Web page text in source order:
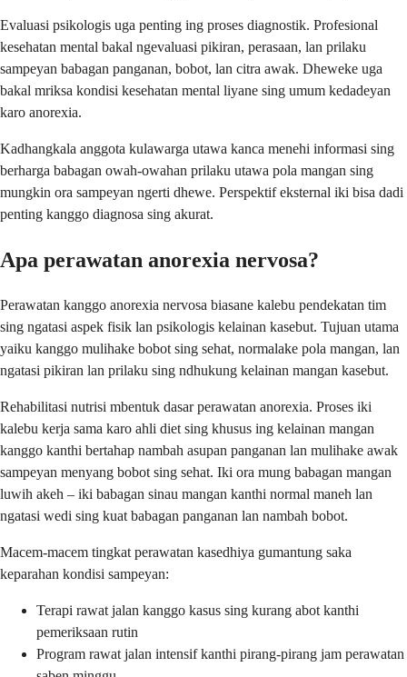
Evaluasi psikologis uga penting ing proses diagnostik. Profesional
kesehatan mental bakal ngevaluasi pikiran, perasaan, lan prilaku
sampeyan babagan panganan, bobot, lan citra awak. Dheweke uga
bakal mriksa kondisi kesehatan mental liyane sing umum kedadeyan
karo anorexia.
Kadhangkala anggota kulawarga utawa kanca menehi informasi sing
berharga babagan owah-owahan prilaku utawa pola mangan sing
mungkin ora sampeyan ngerti dhewe. Perspektif eksternal iki bisa dadi
penting kanggo diagnosa sing akurat.
Apa perawatan anorexia nervosa?
Perawatan kanggo anorexia nervosa biasane kalebu pendekatan tim
sing ngatasi aspek fisik lan psikologis kelainan kasebut. Tujuan utama
yaiku kanggo mulihake bobot sing sehat, normalake pola mangan, lan
ngatasi pikiran lan prilaku sing ndhukung kelainan mangan kasebut.
Rehabilitasi nutrisi mbentuk dasar perawatan anorexia. Proses iki
kalebu kerja sama karo ahli diet sing khusus ing kelainan mangan
kanggo kanthi bertahap nambah asupan panganan lan mulihake awak
sampeyan menyang bobot sing sehat. Iki ora mung babagan mangan
luwih akeh – iki babagan sinau mangan kanthi normal maneh lan
ngatasi wedi sing kuat babagan panganan lan nambah bobot.
Macem-macem tingkat perawatan kasedhiya gumantung saka
keparahan kondisi sampeyan:
Terapi rawat jalan kanggo kasus sing kurang abot kanthi
pemeriksaan rutin
Program rawat jalan intensif kanthi pirang-pirang jam perawatan